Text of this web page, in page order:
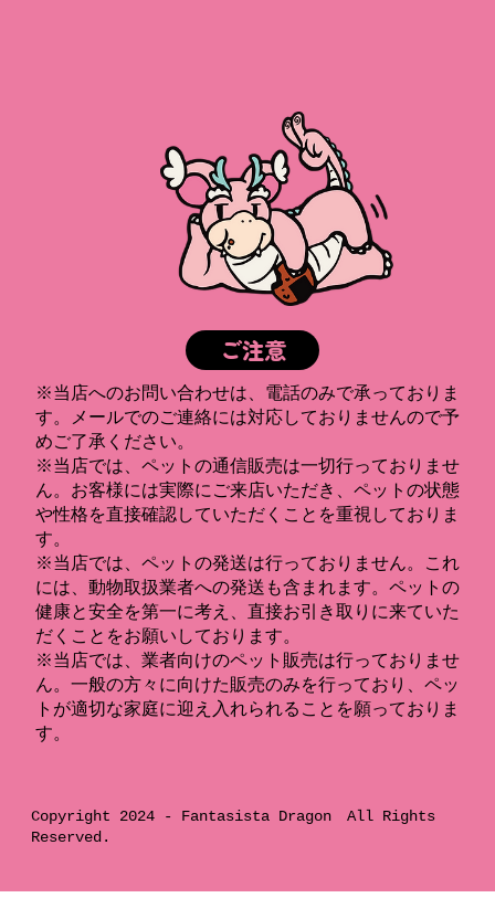
ご注意
※当店へのお問い合わせは、電話のみで承っておりま
す。メールでのご連絡には対応しておりませんので予
めご了承ください。
※当店では、ペットの通信販売は一切行っておりませ
ん。お客様には実際にご来店いただき、ペットの状態
や性格を直接確認していただくことを重視しておりま
す。
※当店では、ペットの発送は行っておりません。これ
には、動物取扱業者への発送も含まれます。ペットの
健康と安全を第一に考え、直接お引き取りに来ていた
だくことをお願いしております。
※当店では、業者向けのペット販売は行っておりませ
ん。一般の方々に向けた販売のみを行っており、ペッ
トが適切な家庭に迎え入れられることを願っておりま
す。
Copyright 2024 - Fantasista DragonAll Rights
Reserved.